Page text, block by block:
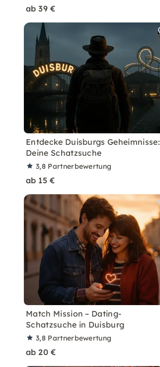
ab 39 €
Entdecke Duisburgs Geheimnisse:
Deine Schatzsuche
3,8 Partnerbewertung
ab 15 €
Match Mission – Dating-
Schatzsuche in Duisburg
3,8 Partnerbewertung
ab 20 €